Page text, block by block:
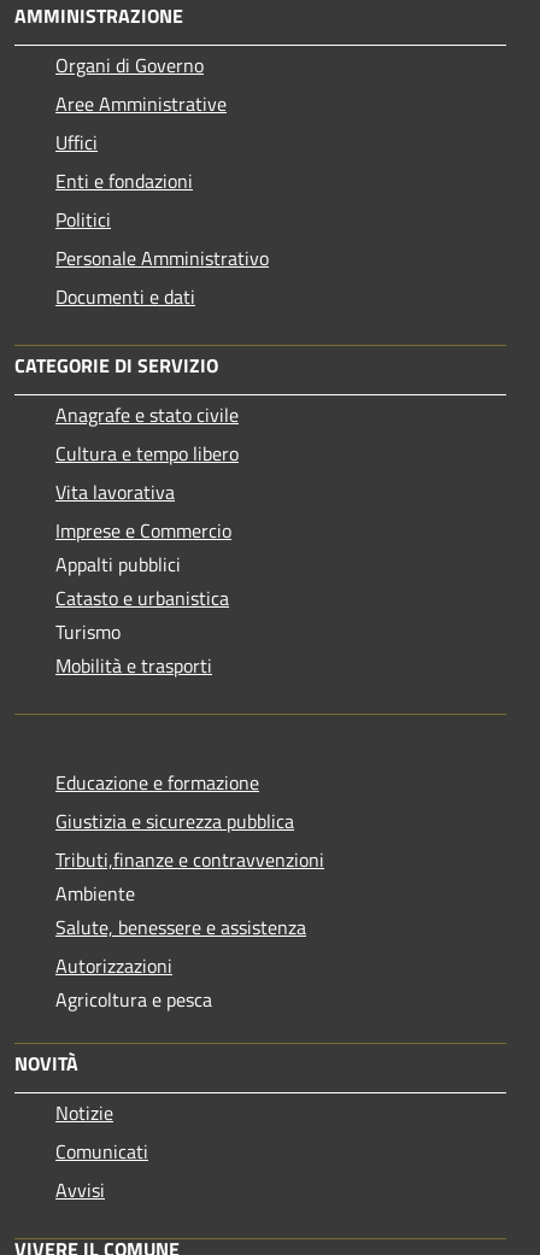
AMMINISTRAZIONE
Organi di Governo
Aree Amministrative
Uffici
Enti e fondazioni
Politici
Personale Amministrativo
Documenti e dati
CATEGORIE DI SERVIZIO
Anagrafe e stato civile
Cultura e tempo libero
Vita lavorativa
Imprese e Commercio
Appalti pubblici
Catasto e urbanistica
Turismo
Mobilità e trasporti
Educazione e formazione
Giustizia e sicurezza pubblica
Tributi,finanze e contravvenzioni
Ambiente
Salute, benessere e assistenza
Autorizzazioni
Agricoltura e pesca
NOVITÀ
Notizie
Comunicati
Avvisi